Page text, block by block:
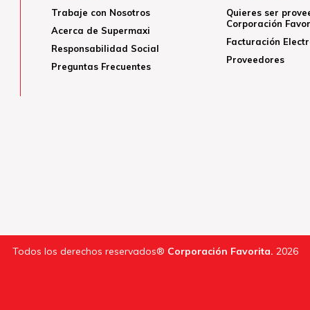
Trabaje con Nosotros
Acerca de Supermaxi
Responsabilidad Social
Preguntas Frecuentes
Quieres ser
Corporación
Facturación
Proveedores
Todos los derechos reservados® Corporación Favorita. 2026